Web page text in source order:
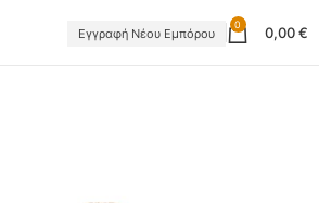
Εγγραφή Νέου Εμπόρου
0 0,00€